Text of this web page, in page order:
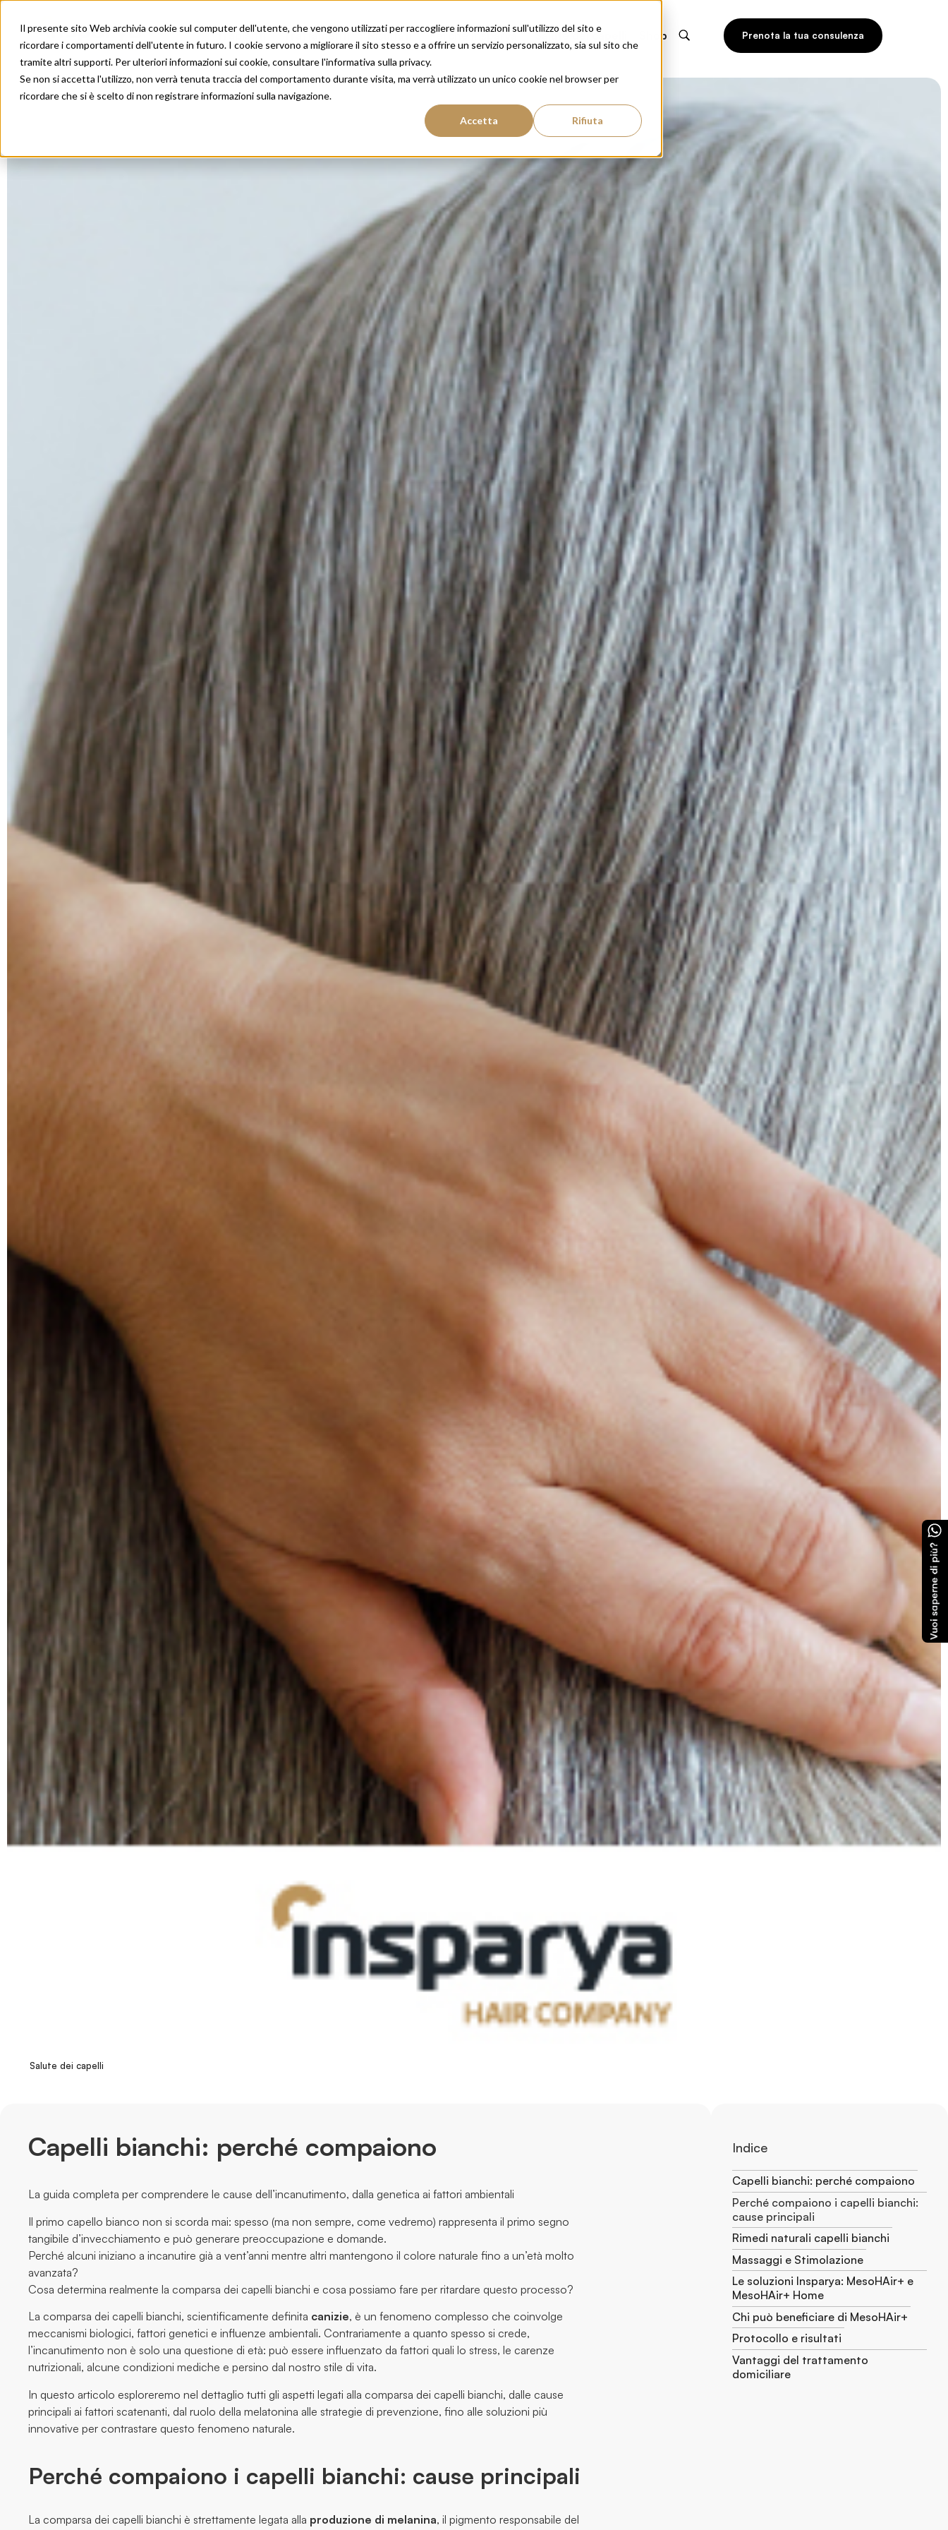
Il presente sito Web archivia cookie sul computer dell'utente, che vengono utilizzati per raccogliere informazioni sull'utilizzo del sito e
ricordare i comportamenti dell'utente in futuro. I cookie servono a migliorare il sito stesso e a offrire un servizio personalizzato, sia sul sito che
tramite altri supporti. Per ulteriori informazioni sui cookie, consultare l'informativa sulla privacy.
Se non si accetta l'utilizzo, non verrà tenuta traccia del comportamento durante visita, ma verrà utilizzato un unico cookie nel browser per
ricordare che si è scelto di non registrare informazioni sulla navigazione.
Accetta Rifiuta
Trapianti Trattamenti Risultati Perché Insparya Salute dei capelli Shop Prenota la tua consulenza
Salute dei capelli
Capelli bianchi: perché compaiono
La guida completa per comprendere le cause dell’incanutimento, dalla genetica ai fattori ambientali
Il primo capello bianco non si scorda mai: spesso (ma non sempre, come vedremo) rappresenta il primo segno
tangibile d’invecchiamento e può generare preoccupazione e domande.
Perché alcuni iniziano a incanutire già a vent’anni mentre altri mantengono il colore naturale fino a un’età molto
avanzata?
Cosa determina realmente la comparsa dei capelli bianchi e cosa possiamo fare per ritardare questo processo?
La comparsa dei capelli bianchi, scientificamente definita canizie, è un fenomeno complesso che coinvolge
meccanismi biologici, fattori genetici e influenze ambientali. Contrariamente a quanto spesso si crede,
l’incanutimento non è solo una questione di età: può essere influenzato da fattori quali lo stress, le carenze
nutrizionali, alcune condizioni mediche e persino dal nostro stile di vita.
In questo articolo esploreremo nel dettaglio tutti gli aspetti legati alla comparsa dei capelli bianchi, dalle cause
principali ai fattori scatenanti, dal ruolo della melatonina alle strategie di prevenzione, fino alle soluzioni più
innovative per contrastare questo fenomeno naturale.
Perché compaiono i capelli bianchi: cause principali
La comparsa dei capelli bianchi è strettamente legata alla produzione di melanina, il pigmento responsabile del
Indice
Capelli bianchi: perché compaiono
Perché compaiono i capelli bianchi:
cause principali
Rimedi naturali capelli bianchi
Massaggi e Stimolazione
Le soluzioni Insparya: MesoHAir+ e
MesoHAir+ Home
Chi può beneficiare di MesoHAir+
Protocollo e risultati
Vantaggi del trattamento
domiciliare